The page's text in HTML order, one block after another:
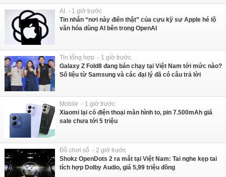
AI - 1 giờ trước
Tin nhắn “nơi này điên thật” của cựu kỹ sư Apple hé lộ
văn hóa dùng AI bên trong OpenAI
Tin tổng hợp - 1 giờ trước
Galaxy Z Fold8 đang bán chạy tại Việt Nam tới mức nào?
Số liệu từ Samsung và các đại lý đã có câu trả lời
Mobile - 1 giờ trước
Xiaomi lại có điện thoại màn hình to, pin 7.500mAh giá
sale chưa tới 5 triệu
Đồ chơi số - 2 giờ trước
Shokz OpenDots 2 ra mắt tại Việt Nam: Tai nghe kẹp tai
tích hợp Dolby Audio, giá 5,99 triệu đồng